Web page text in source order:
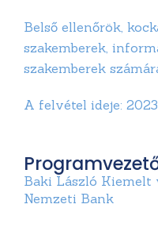
Belső ellenőrök,
szakemberek,
szakemberek
A felvétel ideje:
Baki László Kiemelt
Nemzeti Bank